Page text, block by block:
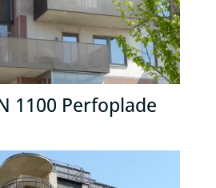
1100 Perfoplade